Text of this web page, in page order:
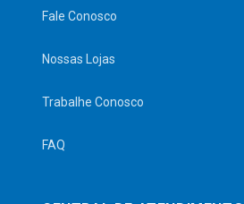
Fale Conosco
Nossas Lojas
Trabalhe Conosco
FAQ